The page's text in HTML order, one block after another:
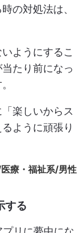
の対処法は、
ようにするこ
たり前になっ
楽しいからス
ように頑張り
療・福祉系/男性
する